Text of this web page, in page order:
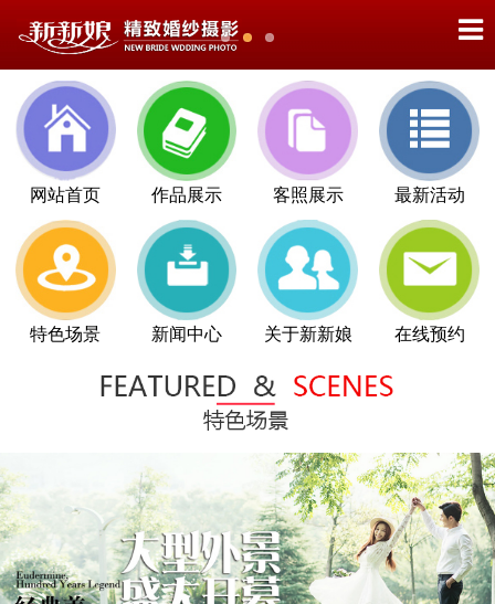
网站首页 作品展示 客照展示 最新活动
特色场景 新闻中心 关于新新娘 在线预约